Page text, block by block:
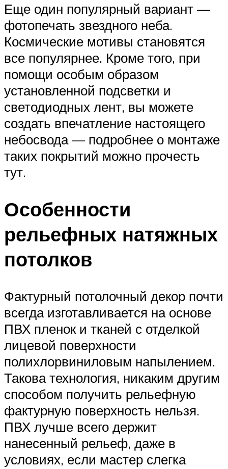
Еще один популярный вариант —
фотопечать звездного неба.
Космические мотивы становятся
все популярнее. Кроме того, при
помощи особым образом
установленной подсветки и
светодиодных лент, вы можете
создать впечатление настоящего
небосвода — подробнее о монтаже
таких покрытий можно прочесть
тут.
Особенности
рельефных натяжных
потолков
Фактурный потолочный декор почти
всегда изготавливается на основе
ПВХ пленок и тканей с отделкой
лицевой поверхности
полихлорвиниловым напылением.
Такова технология, никаким другим
способом получить рельефную
фактурную поверхность нельзя.
ПВХ лучше всего держит
нанесенный рельеф, даже в
условиях, если мастер слегка